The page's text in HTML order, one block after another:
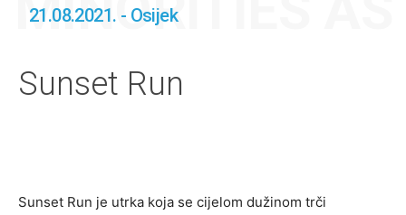
21.08.2021. - Osijek
Sunset Run
Sunset Run je utrka koja se cijelom dužinom trči